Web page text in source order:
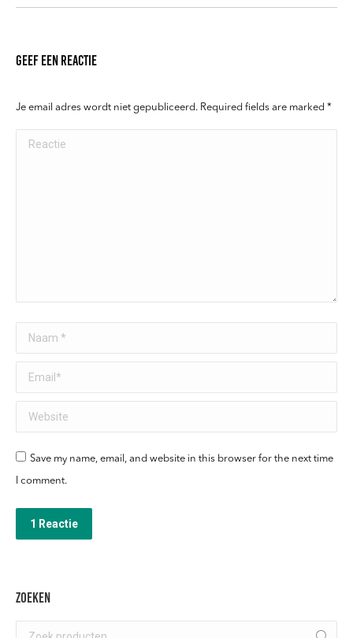
Geef een reactie
Je email adres wordt niet gepubliceerd. Required fields are marked *
Reactie
Naam *
Email *
Website
Save my name, email, and website in this browser for the next time
I comment.
1 Reactie
Zoeken